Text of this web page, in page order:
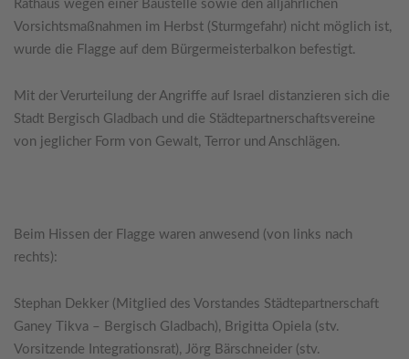
Rathaus wegen einer Baustelle sowie den alljährlichen
Vorsichtsmaßnahmen im Herbst (Sturmgefahr) nicht möglich ist,
wurde die Flagge auf dem Bürgermeisterbalkon befestigt.
Mit der Verurteilung der Angriffe auf Israel distanzieren sich die
Stadt Bergisch Gladbach und die Städtepartnerschaftsvereine
von jeglicher Form von Gewalt, Terror und Anschlägen.
Beim Hissen der Flagge waren anwesend (von links nach
rechts):
Stephan Dekker (Mitglied des Vorstandes Städtepartnerschaft
Ganey Tikva – Bergisch Gladbach), Brigitta Opiela (stv.
Vorsitzende Integrationsrat), Jörg Bärschneider (stv.